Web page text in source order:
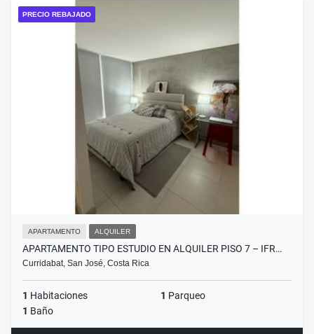
PRECIO REBAJADO
APARTAMENTO ALQUILER
APARTAMENTO TIPO ESTUDIO EN ALQUILER PISO 7 – IFR…
Curridabat, San José, Costa Rica
1 Habitaciones 1 Parqueo
1 Baño